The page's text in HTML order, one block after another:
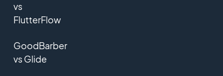
vs
FlutterFlow
GoodBarber
vs Glide